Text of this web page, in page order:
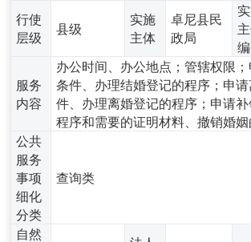
行使
层级
县级
实施
主体
卓尼县民
政局
服务
内容
办公时间、办公地点；管辖权限
条件、办理结婚登记的程序；申
件、办理离婚登记的程序；申请
程序和需要的证明材料、撤销婚姻
公共
服务
事项
细化
分类
查询类
自然